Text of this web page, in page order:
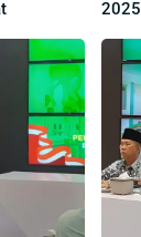
2025